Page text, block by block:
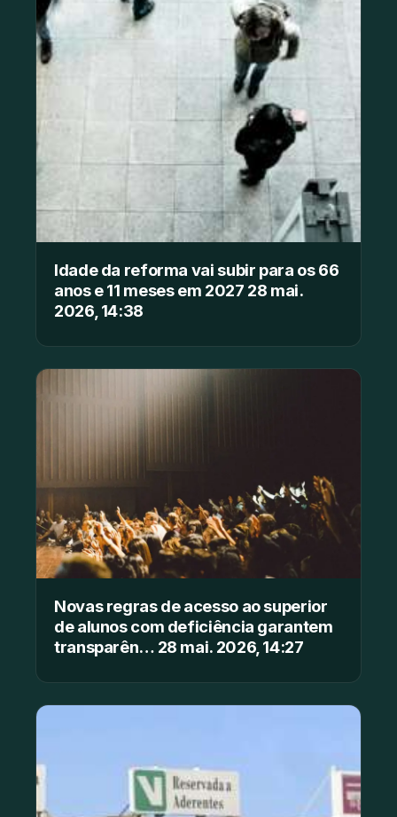
Idade da reforma vai subir para os 66
anos e 11 meses em 2027 28 mai.
2026, 14:38
Novas regras de acesso ao superior
de alunos com deficiência garantem
transparên… 28 mai. 2026, 14:27